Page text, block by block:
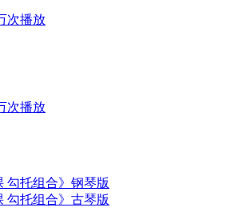
次播放
次播放
勾托组合》钢琴版
勾托组合》古琴版